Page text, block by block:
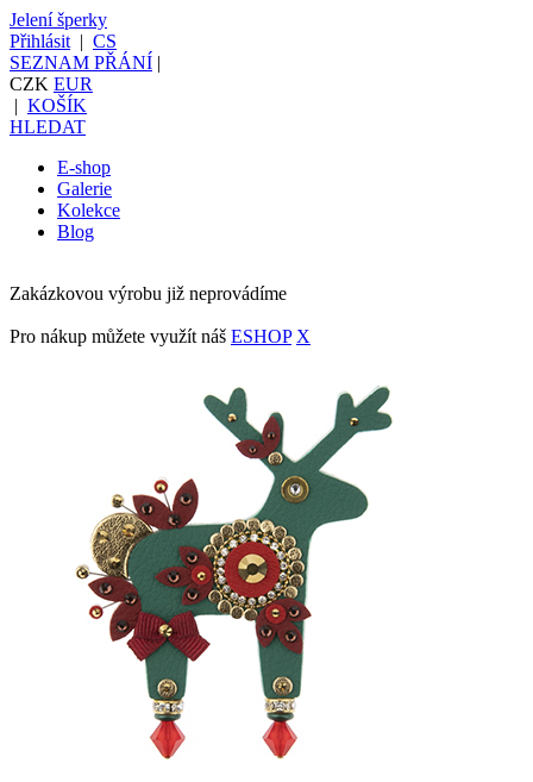
Jelení šperky
Přihlásit | CS
SEZNAM PŘÁNÍ |
CZK EUR
| KOŠÍK
HLEDAT
E-shop
Galerie
Kolekce
Blog
Zakázkovou výrobu již neprovádíme
Pro nákup můžete využít náš ESHOP X